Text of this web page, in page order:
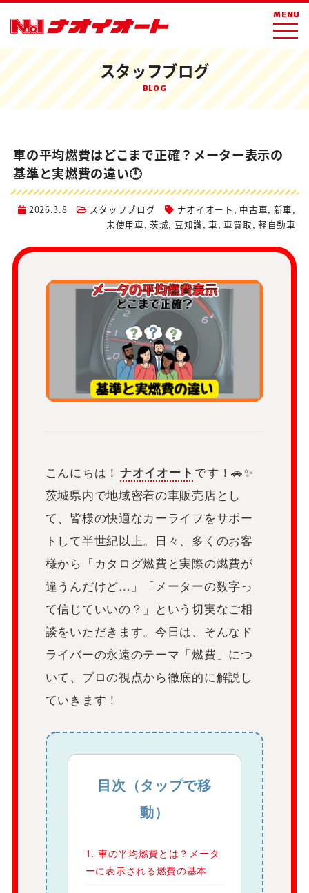
MENU
車の平均燃費はどこまで正確？メーター表示の基準と実燃費の違い🕛
スタッフブログ
BLOG
車の平均燃費はどこまで正確？メーター表示の
基準と実燃費の違い🕛
2026.3.8 スタッフブログ ナオイオート , 中古車, 新車,
未使用車,茨城, 豆知識,車,車買取, 軽自動車
こんにちは！ ナオイオート です！🚗✨
茨城県内で地域密着の車販売店とし
て、皆様の快適なカーライフをサポー
トして半世紀以上。日々、多くのお客
様から「カタログ燃費と実際の燃費が
違うんだけど…」「メーターの数字っ
て信じていいの？」という切実なご相
談をいただきます。今日は、そんなド
ライバーの永遠のテーマ「燃費」につ
いて、プロの視点から徹底的に解説し
ていきます！
目次（タップで移
動）
1. 車の平均燃費とは？メータ
ーに表示される燃費の基本